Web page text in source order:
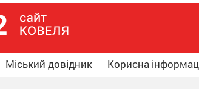
Міський довідник Корисна